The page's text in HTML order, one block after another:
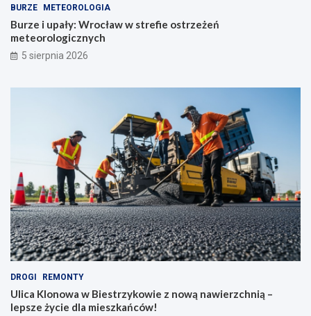
BURZE METEOROLOGIA
Burze i upały: Wrocław w strefie ostrzeżeń
meteorologicznych
5 sierpnia 2026
DROGI REMONTY
Ulica Klonowa w Biestrzykowie z nową nawierzchnią –
lepsze życie dla mieszkańców!